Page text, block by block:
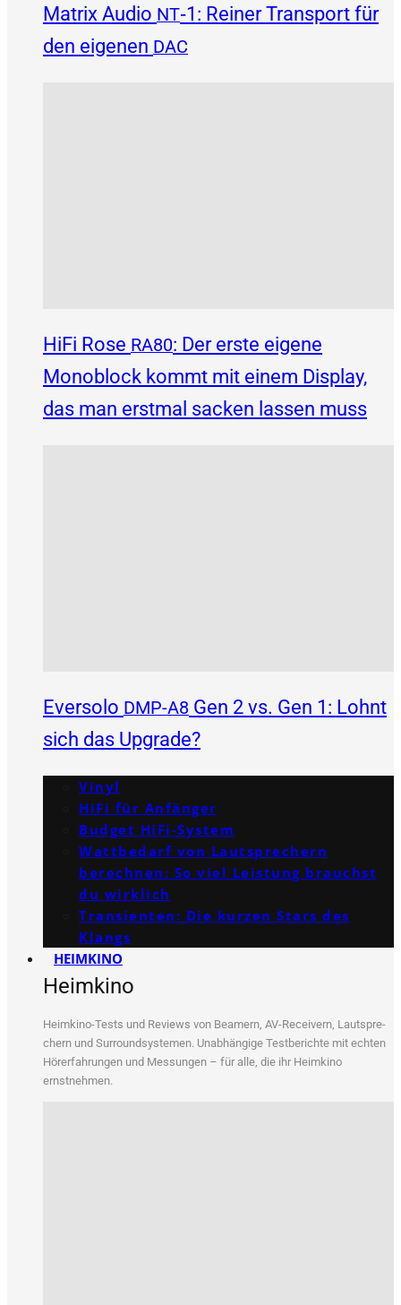
Matrix Audio NT‑1: Reiner Transport für
den eigenen DAC
HiFi Rose RA80: Der erste eigene
Monoblock kommt mit einem Display,
das man erstmal sacken lassen muss
Eversolo DMP-A8 Gen 2 vs. Gen 1: Lohnt
sich das Upgrade?
Vinyl
HiFi für Anfänger
Budget HiFi-System
Wattbedarf von Lautsprechern
berechnen: So viel Leistung brauchst
du wirklich
Transienten: Die kurzen Stars des
Klangs
HEIMKINO
Heimkino
Heim­ki­no-Tests und Reviews von Bea­mern, AV-Recei­vern, Laut­spre­
chern und Sur­round­sys­te­men. Unab­hän­gi­ge Test­be­rich­te mit ech­ten
Hör­erfah­run­gen und Mes­sun­gen – für alle, die ihr Heim­ki­no
ernstnehmen.